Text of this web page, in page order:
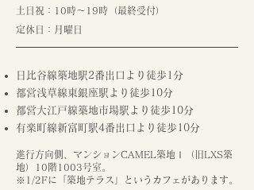
土日祝：10時〜19時（最終受付）
定休日：月曜日
日比谷線築地駅2番出口より徒歩1分
都営浅草線東銀座駅より徒歩10分
都営大江戸線築地市場駅より徒歩10分
有楽町線新富町駅4番出口より徒歩10分
進行方向側、マンションCAMEL築地Ⅰ（旧LXS築
地）10階1003号室。
※1/2Fに「築地テラス」というカフェがあります。